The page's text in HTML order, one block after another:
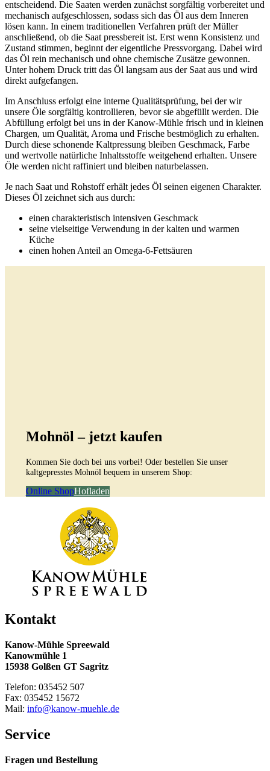
entscheidend. Die Saaten werden zunächst sorgfältig vorbereitet und
mechanisch aufgeschlossen, sodass sich das Öl aus dem Inneren
lösen kann. In einem traditionellen Verfahren prüft der Müller
anschließend, ob die Saat pressbereit ist. Erst wenn Konsistenz und
Zustand stimmen, beginnt der eigentliche Pressvorgang. Dabei wird
das Öl rein mechanisch und ohne chemische Zusätze gewonnen.
Unter hohem Druck tritt das Öl langsam aus der Saat aus und wird
direkt aufgefangen.
Im Anschluss erfolgt eine interne Qualitätsprüfung, bei der wir
unsere Öle sorgfältig kontrollieren, bevor sie abgefüllt werden. Die
Abfüllung erfolgt bei uns in der Kanow-Mühle frisch und in kleinen
Chargen, um Qualität, Aroma und Frische bestmöglich zu erhalten.
Durch diese schonende Kaltpressung bleiben Geschmack, Farbe
und wertvolle natürliche Inhaltsstoffe weitgehend erhalten. Unsere
Öle werden nicht raffiniert und bleiben naturbelassen.
Je nach Saat und Rohstoff erhält jedes Öl seinen eigenen Charakter.
Dieses Öl zeichnet sich aus durch:
einen charakteristisch intensiven Geschmack
seine vielseitige Verwendung in der kalten und warmen
Küche
einen hohen Anteil an Omega-6-Fettsäuren
Mohnöl – jetzt kaufen
Kommen Sie doch bei uns vorbei! Oder bestellen Sie unser
kaltgepresstes Mohnöl bequem in unserem Shop:
Online ShopHofladen
Kontakt
Kanow-Mühle Spreewald
Kanowmühle 1
15938 Golßen GT Sagritz
Telefon: 035452 507
Fax: 035452 15672
Mail: info@kanow-muehle.de
Service
Fragen und Bestellung